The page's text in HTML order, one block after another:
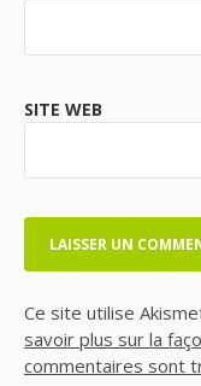
SITE WEB
Ce site utilise
savoir plus sur la
commentaires sont